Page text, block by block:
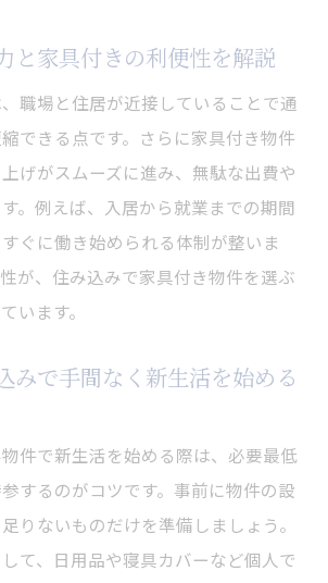
住み込み物件で効率良く引越しす
生活の引越し準備を家具付きで簡
住み込みで荷物削減と負担軽減を
引越しを楽にする家具付き物件の
で初期費用を抑える家具付きの魅
と家具付きの利便性を解説
職場と住居が近接していることで通
できる点です。さらに家具付き物件
げがスムーズに進み、無駄な出費や
。例えば、入居から就業までの期間
ぐに働き始められる体制が整いま
が、住み込みで家具付き物件を選ぶ
います。
みで手間なく新生活を始める
件で新生活を始める際は、必要最低
するのがコツです。事前に物件の設
りないものだけを準備しましょう。
て、日用品や寝具カバーなど個人で